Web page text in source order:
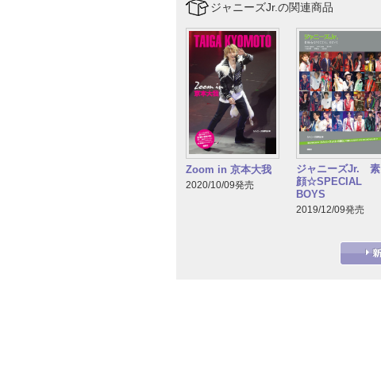
ジャニーズJr.の関連商品
Zoom in 京本大我
2020/10/09発売
ジャニーズJr. 素
顔☆SPECIAL
BOYS
2019/12/09発売